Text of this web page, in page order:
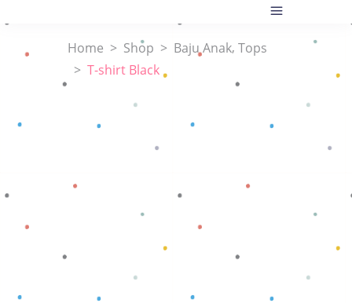
Home > Shop > Baju Anak, Tops
> T-shirt Black